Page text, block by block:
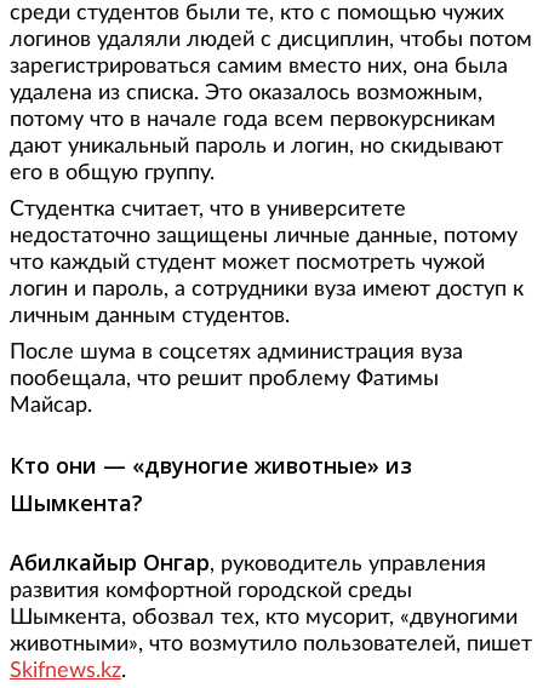
среди студентов были те, кто с помощью чужих
логинов удаляли людей с дисциплин, чтобы потом
зарегистрироваться самим вместо них, она была
удалена из списка. Это оказалось возможным,
потому что в начале года всем первокурсникам
дают уникальный пароль и логин, но скидывают
его в общую группу.
Студентка считает, что в университете
недостаточно защищены личные данные, потому
что каждый студент может посмотреть чужой
логин и пароль, а сотрудники вуза имеют доступ к
личным данным студентов.
После шума в соцсетях администрация вуза
пообещала, что решит проблему Фатимы
Майсар.
Кто они — «двуногие животные» из
Шымкента?
Абилкайыр Онгар, руководитель управления
развития комфортной городской среды
Шымкента, обозвал тех, кто мусорит, «двуногими
животными», что возмутило пользователей, пишет
Skifnews.kz.